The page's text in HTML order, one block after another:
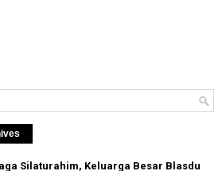
Silaturahim, Keluarga Besar Blasdu